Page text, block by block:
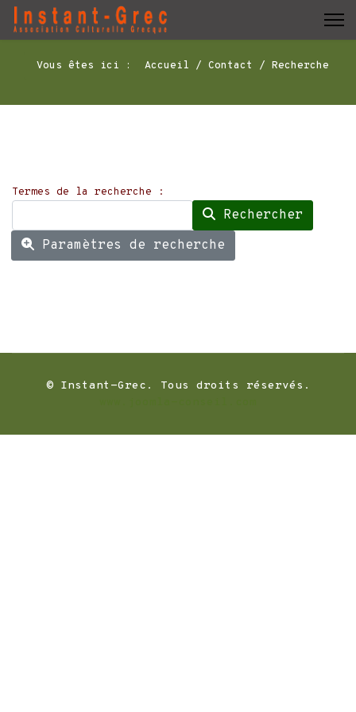
Vous êtes ici : Accueil Contact Recherche
Formulaire de recherche
Termes de la recherche :
Rechercher
Paramètres de recherche
© Instant-Grec. Tous droits réservés.